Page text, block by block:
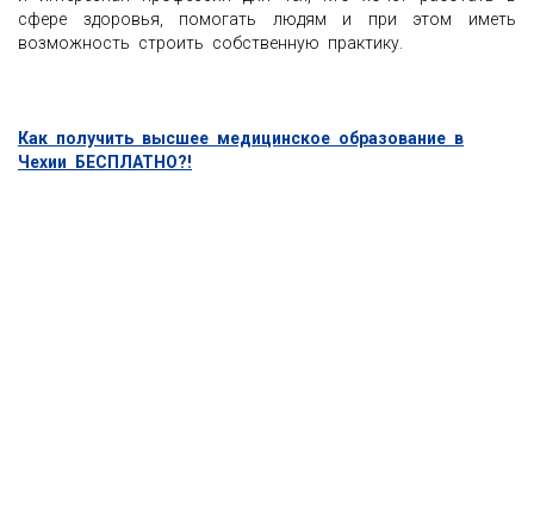
сфере здоровья, помогать людям и при этом иметь
возможность строить собственную практику.
Как получить высшее медицинское образование в
Чехии БЕСПЛАТНО?!